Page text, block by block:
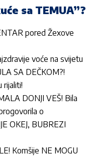
sa TEMUA”?
pored Žexove
voće na svijetu
SA DEČKOM?!
rijaliti!
DONJI VEŠ! Bila
o
OKEJ, BUBREZI
Komšije NE MOGU